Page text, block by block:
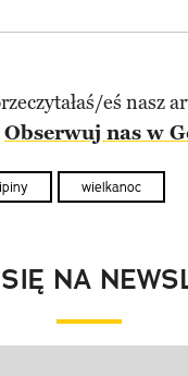
eś nasz
Obserwuj nas w
wielkanoc
NA